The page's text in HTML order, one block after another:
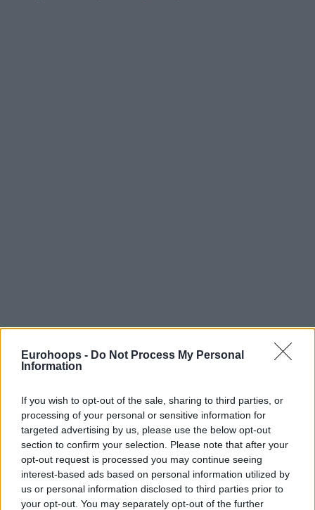
Eurohoops - Do Not Process My Personal
Information
If you wish to opt-out of the sale, sharing to third parties, or
processing of your personal or sensitive information for
targeted advertising by us, please use the below opt-out
section to confirm your selection. Please note that after your
opt-out request is processed you may continue seeing
interest-based ads based on personal information utilized by
us or personal information disclosed to third parties prior to
your opt-out. You may separately opt-out of the further
Της Eurohoops Team/info@eurohoops.net